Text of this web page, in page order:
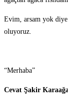
Evim, arsam yok
oluyoruz.
“Merhaba”
Cevat Şakir